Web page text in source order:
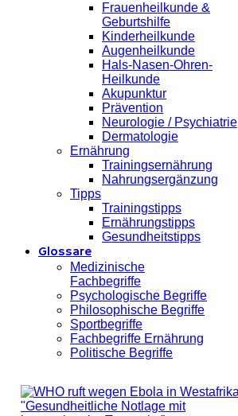
Frauenheilkunde &
Geburtshilfe
Kinderheilkunde
Augenheilkunde
Hals-Nasen-Ohren-
Heilkunde
Akupunktur
Prävention
Neurologie / Psychiatrie
Dermatologie
Ernährung
Trainingsernährung
Nahrungsergänzung
Tipps
Trainingstipps
Ernährungstipps
Gesundheitstipps
Glossare
Medizinische
Fachbegriffe
Psychologische Begriffe
Philosophische Begriffe
Sportbegriffe
Fachbegriffe Ernährung
Politische Begriffe